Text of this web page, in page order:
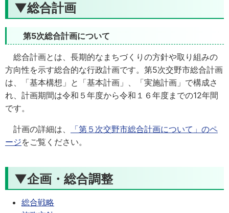
▼総合計画
第5次総合計画について
総合計画とは、長期的なまちづくりの方針や取り組みの
方向性を示す総合的な行政計画です。第5次交野市総合計画
は、「基本構想」と「基本計画」、「実施計画」で構成さ
れ、計画期間は令和５年度から令和１６年度までの12年間
です。
計画の詳細は、
「第５次交野市総合計画について」のペ
ージをご覧ください。
▼企画・総合調整
総合戦略